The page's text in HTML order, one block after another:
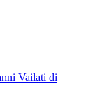
Vailati di